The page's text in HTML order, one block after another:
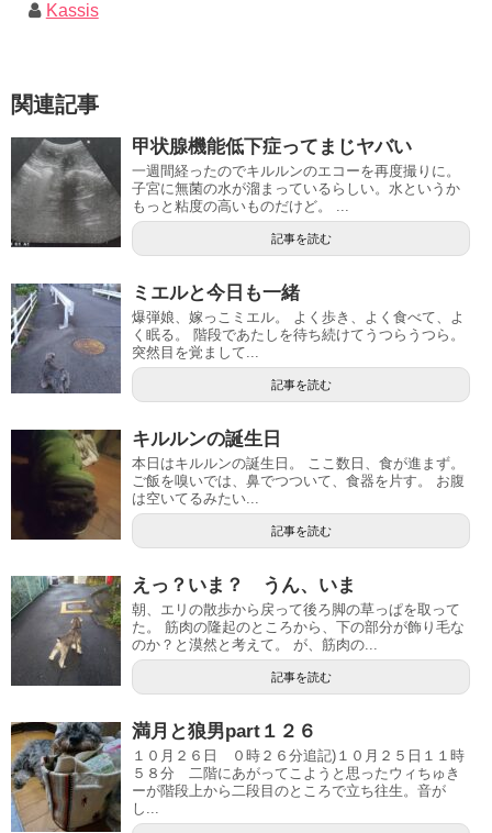
Kassis
関連記事
甲状腺機能低下症ってまじヤバい
一週間経ったのでキルルンのエコーを再度撮りに。
子宮に無菌の水が溜まっているらしい。水というか
もっと粘度の高いものだけど。 ...
記事を読む
ミエルと今日も一緒
爆弾娘、嫁っこミエル。 よく歩き、よく食べて、よ
く眠る。 階段であたしを待ち続けてうつらうつら。
突然目を覚まして...
記事を読む
キルルンの誕生日
本日はキルルンの誕生日。 ここ数日、食が進まず。
ご飯を嗅いでは、鼻でつついて、食器を片す。 お腹
は空いてるみたい...
記事を読む
えっ？いま？ うん、いま
朝、エリの散歩から戻って後ろ脚の草っぱを取って
た。 筋肉の隆起のところから、下の部分が飾り毛な
のか？と漠然と考えて。 が、筋肉の...
記事を読む
満月と狼男part１２６
１０月２６日 ０時２６分追記)１０月２５日１１時
５８分 二階にあがってこようと思ったウィちゅき
ーが階段上から二段目のところで立ち往生。音が
し...